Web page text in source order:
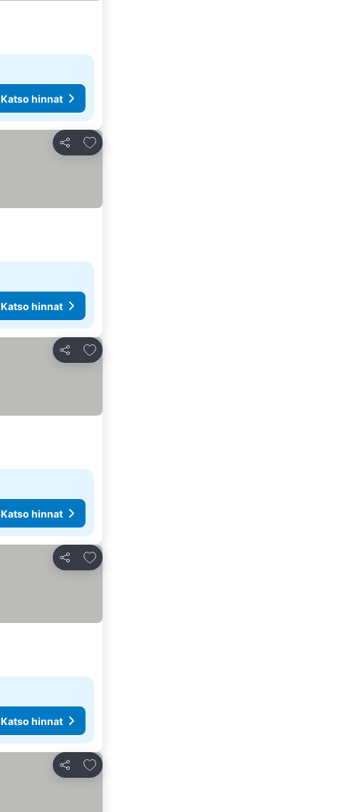
Katso hinnat
Jaa
Lisää suosikkeihin
Katso hinnat
Jaa
Lisää suosikkeihin
Katso hinnat
Jaa
Lisää suosikkeihin
Katso hinnat
Jaa
Lisää suosikkeihin